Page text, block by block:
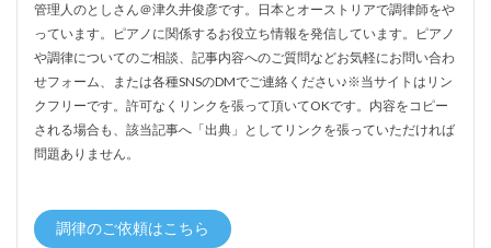
管理人のとしさん＠津久井俊彦です。日本とオーストリアで調律師をや
っています。ピアノに関係するお役立ち情報を発信しています。ピアノ
や調律についてのご相談、記事内容へのご質問などお気軽にお問い合わ
せフォーム、または各種SNSのDMでご連絡ください♪※当サイトはリン
クフリーです。許可なくリンクを張って頂いてOKです。内容をコピー
される場合も、該当記事へ「出典」としてリンクを張っていただければ
問題ありません。
調律のご依頼はこちら